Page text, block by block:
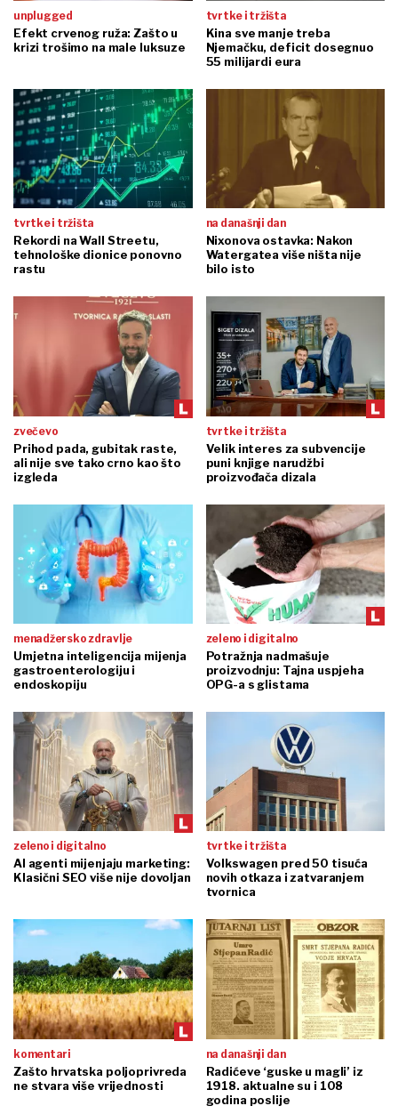
unplugged
Efekt crvenog ruža: Zašto u
krizi trošimo na male luksuze
tvrtke i tržišta
Kina sve manje treba
Njemačku, deficit dosegnuo
55 milijardi eura
tvrtke i tržišta
Rekordi na Wall Streetu,
tehnološke dionice ponovno
rastu
na današnji dan
Nixonova ostavka: Nakon
Watergatea više ništa nije
bilo isto
zvečevo
Prihod pada, gubitak raste,
ali nije sve tako crno kao što
izgleda
tvrtke i tržišta
Velik interes za subvencije
puni knjige narudžbi
proizvođača dizala
menadžersko zdravlje
Umjetna inteligencija mijenja
gastroenterologiju i
endoskopiju
zeleno i digitalno
Potražnja nadmašuje
proizvodnju: Tajna uspjeha
OPG-a s glistama
zeleno i digitalno
AI agenti mijenjaju marketing:
Klasični SEO više nije dovoljan
tvrtke i tržišta
Volkswagen pred 50 tisuća
novih otkaza i zatvaranjem
tvornica
komentari
Zašto hrvatska poljoprivreda
ne stvara više vrijednosti
na današnji dan
Radićeve ‘guske u magli’ iz
1918. aktualne su i 108
godina poslije